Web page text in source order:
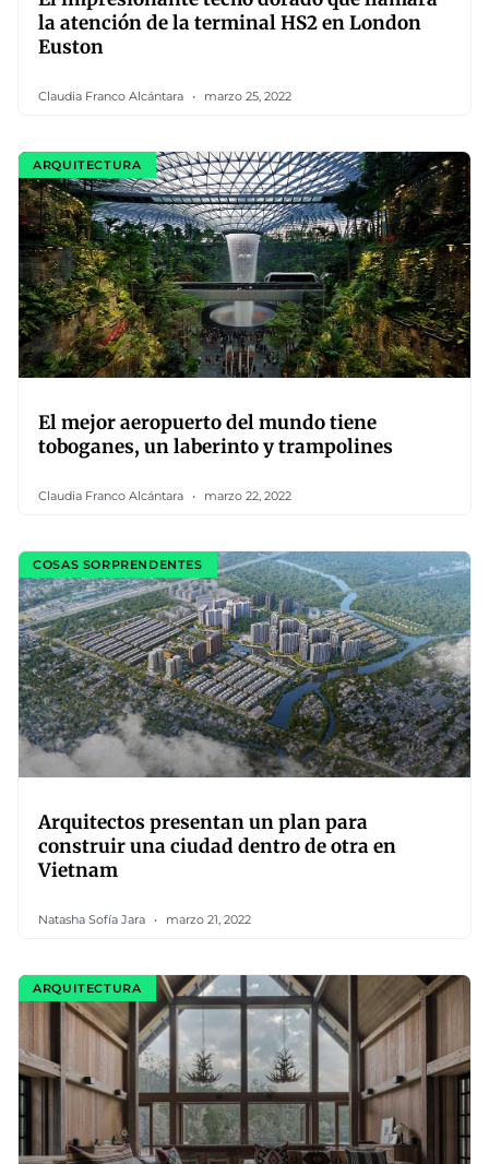
la atención de la terminal HS2 en London
Euston
Claudia Franco Alcántara marzo 25, 2022
ARQUITECTURA
El mejor aeropuerto del mundo tiene
toboganes, un laberinto y trampolines
Claudia Franco Alcántara marzo 22, 2022
COSAS SORPRENDENTES
Arquitectos presentan un plan para
construir una ciudad dentro de otra en
Vietnam
Natasha Sofía Jara marzo 21, 2022
ARQUITECTURA